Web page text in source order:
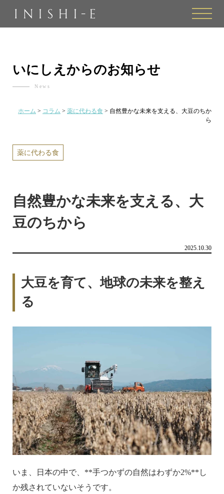
toggle
いにしえからのお知らせ
News
ホーム > コラム > 薬に代わる食 > 自然豊かな未来を支える、大豆のちか
ら
薬に代わる食
自然豊かな未来を支える、大
豆のちから
2025.10.30
大豆を育て、地球の未来を整え
る
いま、日本の中で、**手つかずの自然はわずか2%**し
か残されていないそうです。